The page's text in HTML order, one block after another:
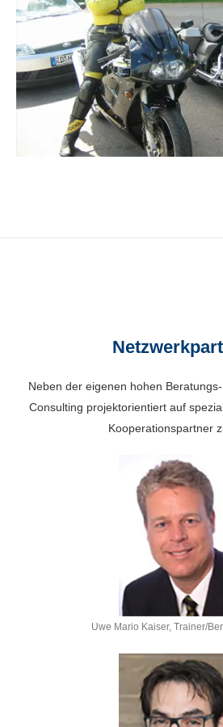
Neben der eigenen hohen
Consulting projektorientiert auf
Kooperationspartner
Uwe Mario Kaiser, Trainer/